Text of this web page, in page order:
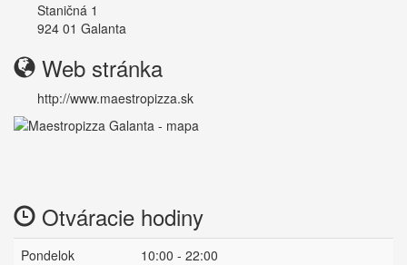
Staničná 1
924 01 Galanta
Web stránka
http://www.maestropizza.sk
Otváracie hodiny
Pondelok
10:00 - 22:00